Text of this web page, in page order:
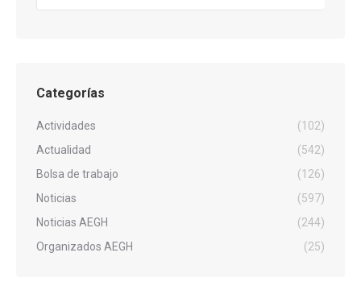
Categorías
Actividades
(102)
Actualidad
(542)
Bolsa de trabajo
(126)
Noticias
(597)
Noticias AEGH
(244)
Organizados AEGH
(25)